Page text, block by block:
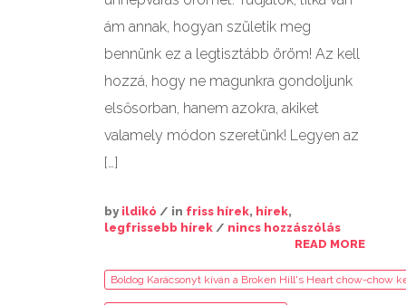
ám annak, hogyan születik meg
bennünk ez a legtisztább öröm! Az kell
hozzá, hogy ne magunkra gondoljunk
elsősorban, hanem azokra, akiket
valamely módon szeretünk! Legyen az
[…]
by ildikó / in friss hírek, hírek,
legfrissebb hírek / nincs hozzászólás
READ MORE
Boldog Karácsonyt kíván a Broken Hill's Heart chow-chow